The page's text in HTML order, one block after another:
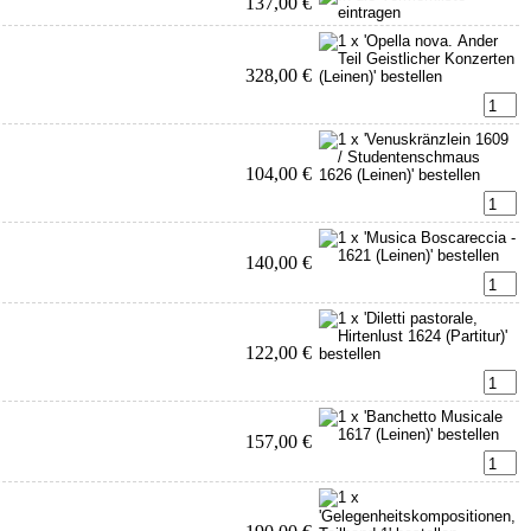
328,00 €
104,00 €
140,00 €
122,00 €
157,00 €